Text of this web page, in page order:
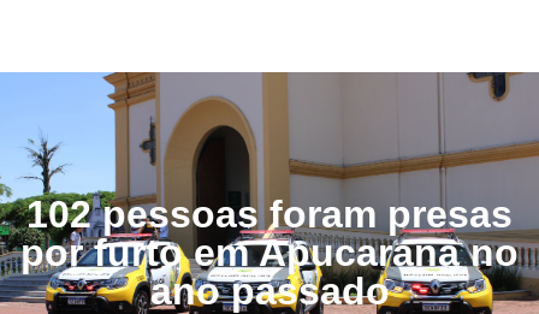
102 pessoas foram presas
por furto em Apucarana no
ano passado